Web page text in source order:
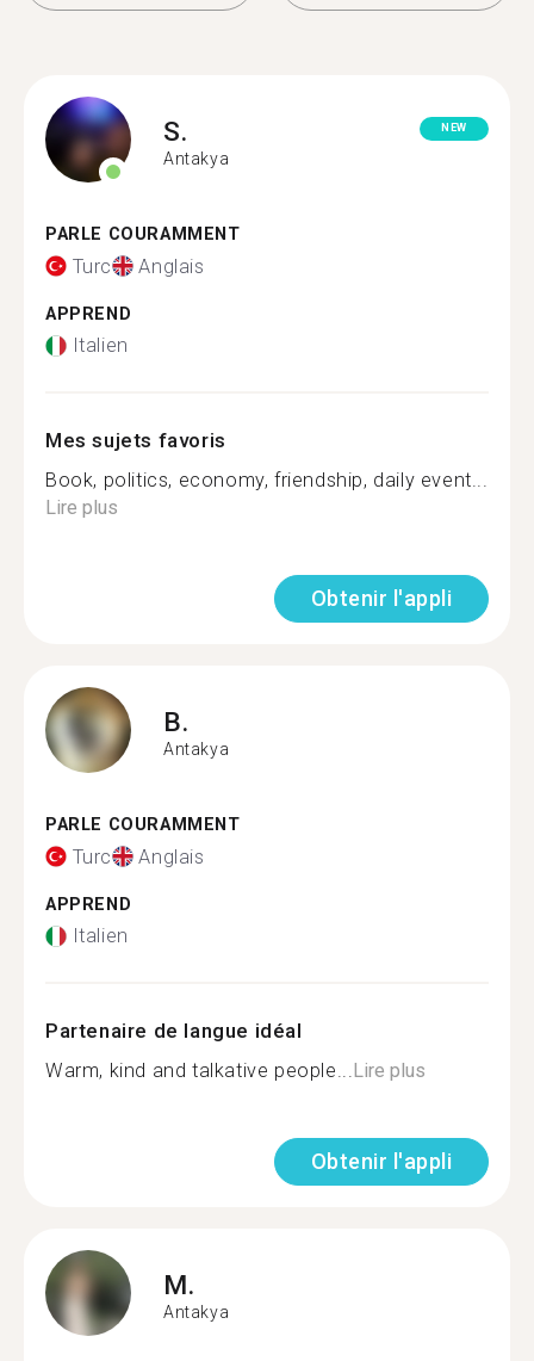
S.
Antakya
NEW
PARLE COURAMMENT
Turc Anglais
APPREND
Italien
Mes sujets favoris
Book, politics, economy, friendship, daily event...
Lire plus
Obtenir l'appli
B.
Antakya
PARLE COURAMMENT
Turc Anglais
APPREND
Italien
Partenaire de langue idéal
Warm, kind and talkative people...Lire plus
Obtenir l'appli
M.
Antakya